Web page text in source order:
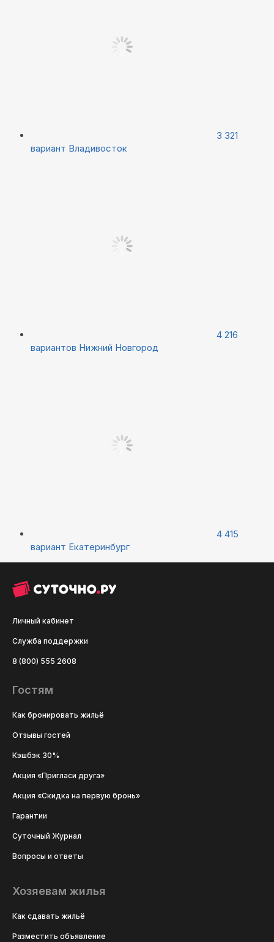
3 321
вариант Владивосток
4 216
вариантов Нижний Новгород
4 415
вариант Екатеринбург
Личный кабинет
Служба поддержки
8 (800) 555 2608
Гостям
Как бронировать жильё
Отзывы гостей
Кэшбэк 30%
Акция «Пригласи друга»
Акция «Скидка на первую бронь»
Гарантии
Суточный Журнал
Вопросы и ответы
Хозяевам жилья
Как сдавать жильё
Разместить объявление